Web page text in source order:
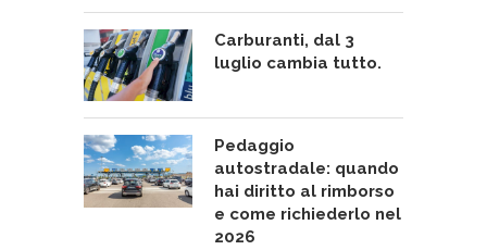
Carburanti, dal 3
luglio cambia tutto.
Pedaggio
autostradale: quando
hai diritto al rimborso
e come richiederlo nel
2026